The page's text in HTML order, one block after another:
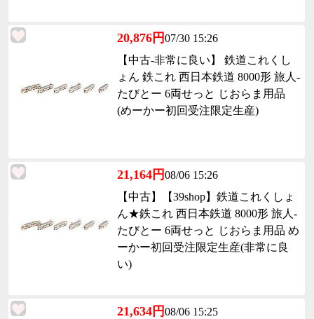
20,876円07/30 15:26
【中古-非常に良い】 鉄道これくし
ょん 鉄これ 西日本鉄道 8000形 旅人-
たびとー 6両せっと じおらま用品
(めーかー初回受注限定生産)
21,164円08/06 15:26
【中古】【39shop】鉄道これくしょ
ん★鉄これ 西日本鉄道 8000形 旅人-
たびとー 6両せっと じおらま用品 め
ーかー初回受注限定生産(非常に良
い)
21,634円08/06 15:25